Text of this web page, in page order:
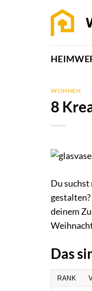
WOHNEN
8
Du suchst
deinem
Das
RANK